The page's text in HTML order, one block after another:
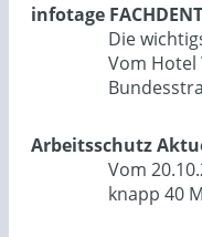
infotage
Die
Vom Hotel
Arbeitsschutz
Vom
knapp 40